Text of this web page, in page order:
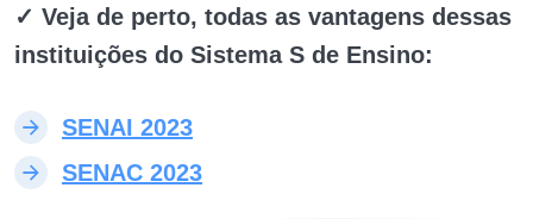
✓ Veja de perto, todas as vantagens dessas
instituições do Sistema S de Ensino:
SENAI 2023
SENAC 2023